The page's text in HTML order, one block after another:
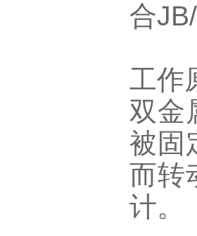
合
工作
双金
被固
而转
计。